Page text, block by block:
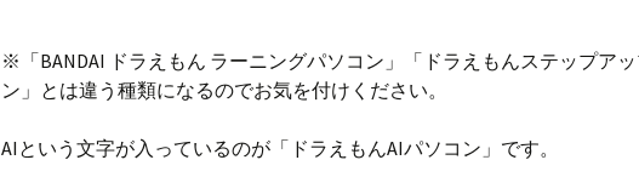
※「BANDAI ドラえもん ラーニングパソコン」「ドラえもんステップア
ン」とは違う種類になるのでお気を付けください。
AIという文字が入っているのが「ドラえもんAIパソコン」です。